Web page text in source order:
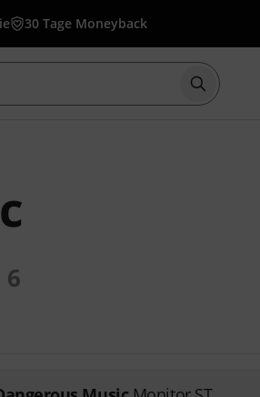
30 Tage Moneyback
Suche
6